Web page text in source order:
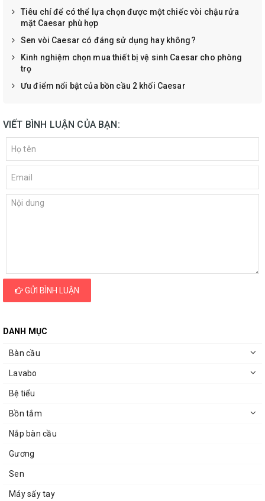
Tiêu chí để có thể lựa chọn được một chiếc vòi chậu rửa
mặt Caesar phù hợp
Sen vòi Caesar có đáng sử dụng hay không?
Kinh nghiệm chọn mua thiết bị vệ sinh Caesar cho phòng
trọ
Ưu điểm nổi bật của bồn cầu 2 khối Caesar
VIẾT BÌNH LUẬN CỦA BẠN:
GỬI BÌNH LUẬN
DANH MỤC
Bàn cầu
Lavabo
Bệ tiểu
Bồn tắm
Nắp bàn cầu
Gương
Sen
Máy sấy tay